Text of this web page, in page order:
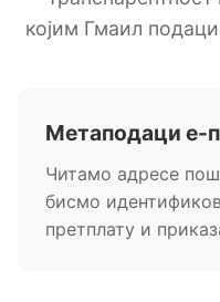
којим Гмаил
Метаподаци е-
Читамо адресе
бисмо
претплату и